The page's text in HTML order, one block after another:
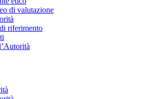
di valutazione
riferimento